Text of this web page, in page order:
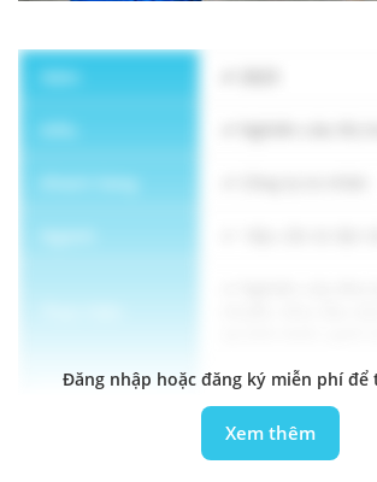
Năm
Khách hàng
Phương pháp
Đăng nhập hoặc đăng ký miễn phí để
Xem thêm